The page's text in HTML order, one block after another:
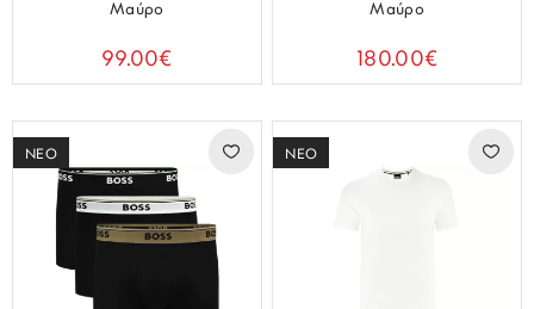
Μαύρο
99.00€
Μαύρο
180.00€
ΝΕΟ ΝΕΟ